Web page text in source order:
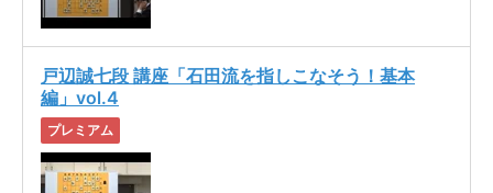
戸辺誠七段 講座「石田流を指しこなそう！基本
編」vol.4
プレミアム